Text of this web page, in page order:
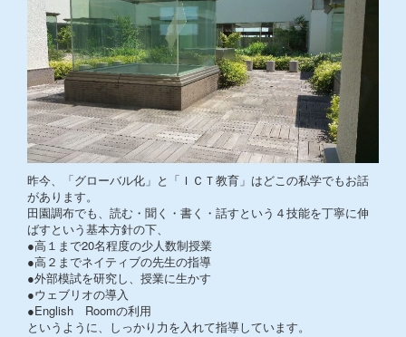
昨今、「グローバル化」と「ＩＣＴ教育」はどこの私学でもお話
があります。
田園調布でも、読む・聞く・書く・話すという４技能を丁寧に伸
ばすという基本方針の下、
●高１まで20名程度の少人数制授業
●高２までネイティブの先生の指導
●外部模試を研究し、授業に生かす
●ウェブリオの導入
●English Roomの利用
というように、しっかり力を入れて指導しています。